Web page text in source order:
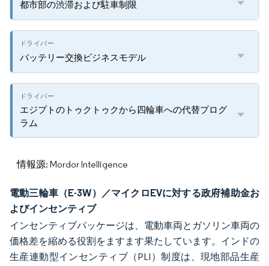
都市部の渋滞および駐車制限
バッテリー交換ビジネスモデル
エジプトのトゥクトゥクから四輪車への代替プログ
ラム
情報源: Mordor Intelligence
電動三輪車（E-3W）／マイクロEVに対する政府補助金お
よびインセンティブ
インセンティブパッケージは、電動車両とガソリン車両の
価格差を縮める役割をますます果たしています。インドの
生産連動型インセンティブ（PLI）制度は、現地部品生産